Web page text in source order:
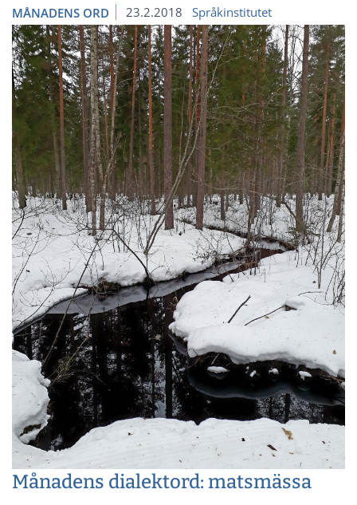
MÅNADENS ORD 23.2.2018 Språkinstitutet
Månadens dialektord: matsmässa